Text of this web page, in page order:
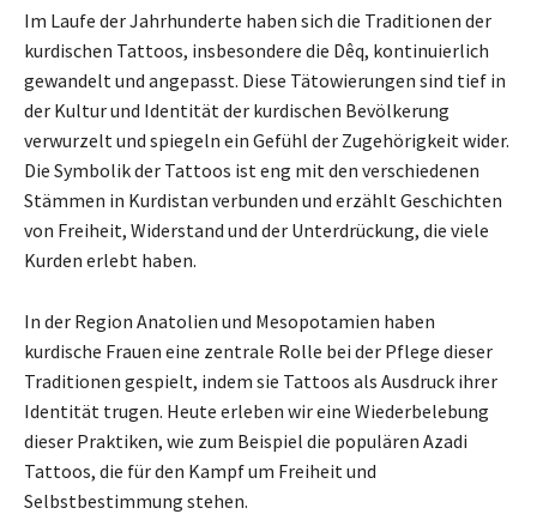
Im Laufe der Jahrhunderte haben sich die Traditionen der
kurdischen Tattoos, insbesondere die Dêq, kontinuierlich
gewandelt und angepasst. Diese Tätowierungen sind tief in
der Kultur und Identität der kurdischen Bevölkerung
verwurzelt und spiegeln ein Gefühl der Zugehörigkeit wider.
Die Symbolik der Tattoos ist eng mit den verschiedenen
Stämmen in Kurdistan verbunden und erzählt Geschichten
von Freiheit, Widerstand und der Unterdrückung, die viele
Kurden erlebt haben.
In der Region Anatolien und Mesopotamien haben
kurdische Frauen eine zentrale Rolle bei der Pflege dieser
Traditionen gespielt, indem sie Tattoos als Ausdruck ihrer
Identität trugen. Heute erleben wir eine Wiederbelebung
dieser Praktiken, wie zum Beispiel die populären Azadi
Tattoos, die für den Kampf um Freiheit und
Selbstbestimmung stehen.